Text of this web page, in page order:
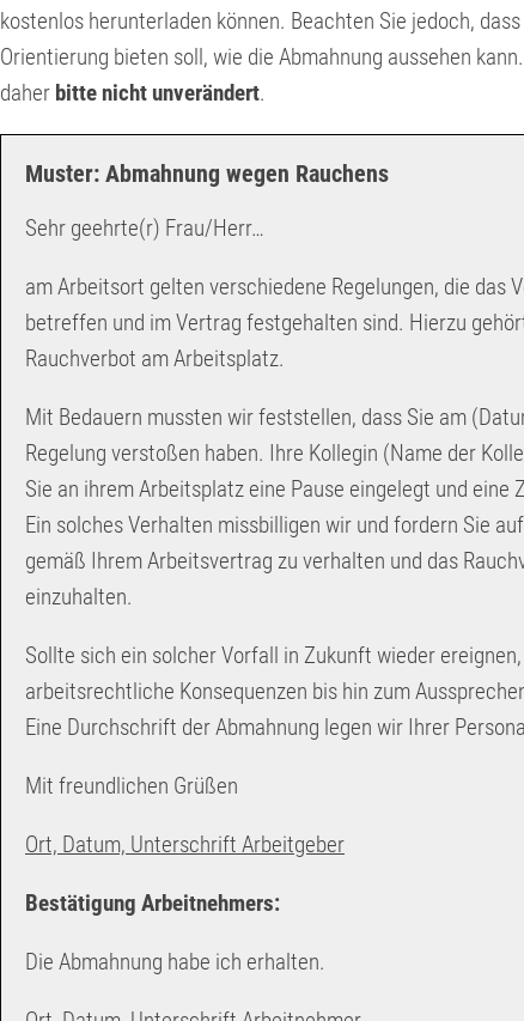
kostenlos herunterladen können. Beachten Sie jedoch,
Orientierung bieten soll, wie die Abmahnung aussehen
daher bitte nicht unverändert.
Muster: Abmahnung wegen Rauchens
Sehr geehrte(r) Frau/Herr…
am Arbeitsort gelten verschiedene Regelungen, die das
betreffen und im Vertrag festgehalten sind. Hierzu
Rauchverbot am Arbeitsplatz.
Mit Bedauern mussten wir feststellen, dass Sie am
Regelung verstoßen haben. Ihre Kollegin (Name der
Sie an ihrem Arbeitsplatz eine Pause eingelegt und
Ein solches Verhalten missbilligen wir und fordern Sie
gemäß Ihrem Arbeitsvertrag zu verhalten und das
einzuhalten.
Sollte sich ein solcher Vorfall in Zukunft wieder
arbeitsrechtliche Konsequenzen bis hin zum
Eine Durchschrift der Abmahnung legen wir Ihrer
Mit freundlichen Grüßen
Ort, Datum, Unterschrift Arbeitgeber
Bestätigung Arbeitnehmers:
Die Abmahnung habe ich erhalten.